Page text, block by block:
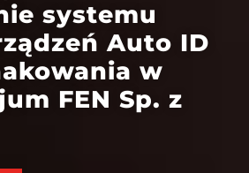
systemu
Auto ID
w
FEN Sp. z